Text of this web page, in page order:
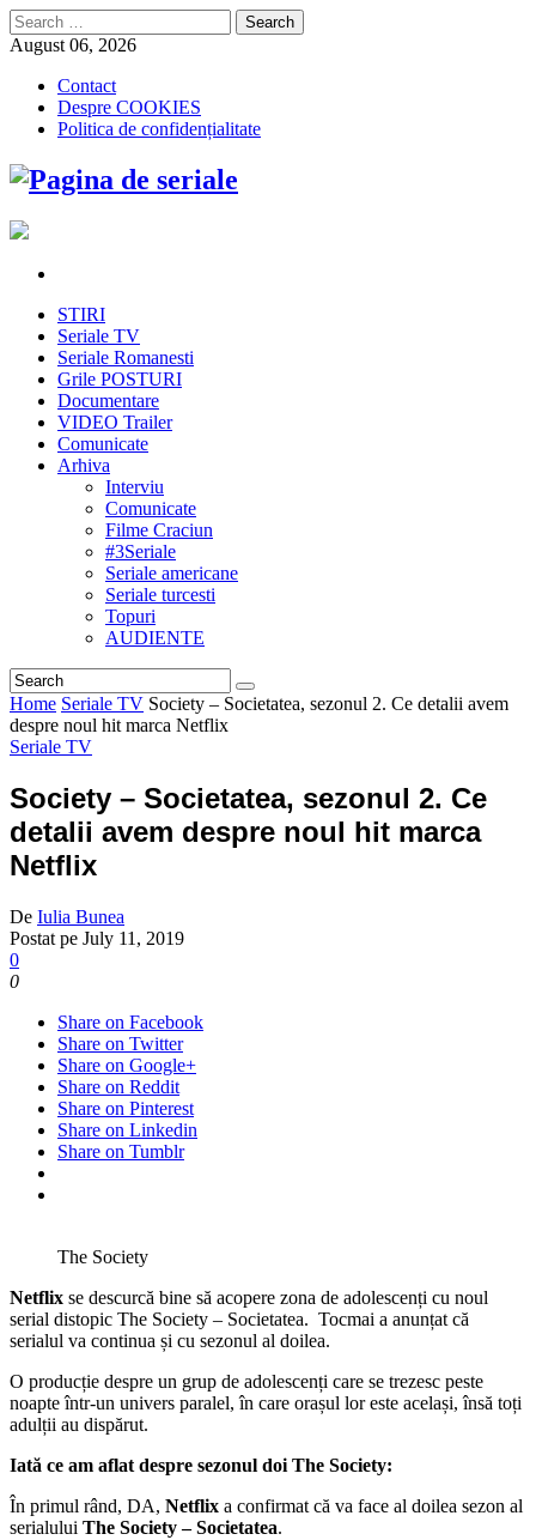
Search
for:
August 06, 2026
Contact
Despre COOKIES
Politica de confidențialitate
STIRI
Seriale TV
Seriale Romanesti
Grile POSTURI
Documentare
VIDEO Trailer
Comunicate
Arhiva
Interviu
Comunicate
Filme Craciun
#3Seriale
Seriale americane
Seriale turcesti
Topuri
AUDIENTE
Home Seriale TV Society – Societatea, sezonul 2. Ce detalii avem
despre noul hit marca Netflix
Seriale TV
Society – Societatea, sezonul 2. Ce
detalii avem despre noul hit marca
Netflix
De Iulia Bunea
Postat pe July 11, 2019
0
0
Share on Facebook
Share on Twitter
Share on Google+
Share on Reddit
Share on Pinterest
Share on Linkedin
Share on Tumblr
The Society
Netflix se descurcă bine să acopere zona de adolescenți cu noul
serial distopic The Society – Societatea. Tocmai a anunțat că
serialul va continua și cu sezonul al doilea.
O producție despre un grup de adolescenți care se trezesc peste
noapte într-un univers paralel, în care orașul lor este același, însă toți
adulții au dispărut.
Iată ce am aflat despre sezonul doi The Society:
În primul rând, DA, Netflix a confirmat că va face al doilea sezon al
serialului The Society – Societatea.